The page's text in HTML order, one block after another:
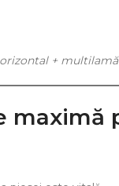
+
maximă